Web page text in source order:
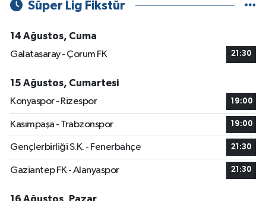
Süper Lig Fikstür
14 Ağustos, Cuma
Galatasaray - Çorum FK
21:30
15 Ağustos, Cumartesi
Konyaspor - Rizespor
19:00
Kasımpaşa - Trabzonspor 19:00
Gençlerbirliği S.K. - Fenerbahçe 21:30
Gaziantep FK - Alanyaspor 21:30
16 Ağustos, Pazar